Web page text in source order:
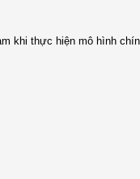
khi thực hiện mô hình